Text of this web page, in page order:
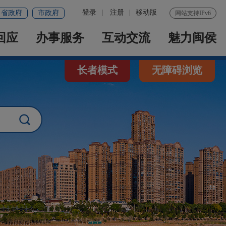
网站支持IPv6
登录 注册 移动版
省政府 市政府
应 办事服务 互动交流 魅力闽侯
长者模式 无障碍浏览